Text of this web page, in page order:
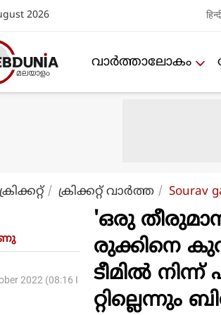
2026
വാര്‍ത്താലോകം
ക്രിക്കറ്റ്‌ ക്രിക്കറ്റ്‌ വാര്‍ത്ത Sourav
2022 (08:16 I
'ഒരു
രുക്കിനെ
ടീമില്‍